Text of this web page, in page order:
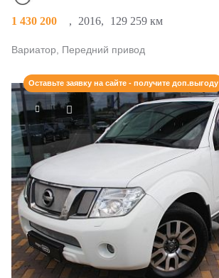
1 430 200 , 2016, 129 259 км
Вариатор, Передний привод
Оставьте заявку на сайте - получите доп.выгоду